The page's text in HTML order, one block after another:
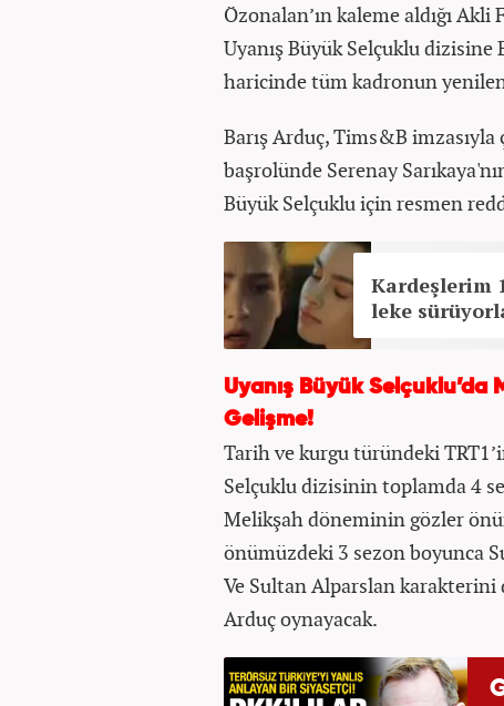
Özonalan’ın kaleme aldığı
Uyanış Büyük Selçuklu
haricinde tüm kadronun
Barış Arduç, Tims&B
başrolünde Serenay
Büyük Selçuklu için resmen
Kardeşlerim
leke
Uyanış Büyük Selçuklu’da
Gelişme!
Tarih ve kurgu türündeki
Selçuklu dizisinin toplamda 4
Melikşah döneminin gözler
önümüzdeki 3 sezon boyunca
Ve Sultan Alparslan karakterini
Arduç oynayacak.